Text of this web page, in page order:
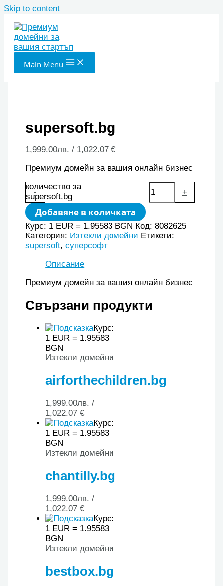
Skip to content
Main Menu
supersoft.bg
1,999.00лв. / 1,022.07 €
Премиум домейн за вашия онлайн бизнес
-
количество за
supersoft.bg
+
Добавяне в количката
Курс: 1 EUR = 1.95583 BGN Код:8082625
Категория: Изтекли домейни Етикети:
supersoft,суперсофт
Описание
Премиум домейн за вашия онлайн бизнес
Свързани продукти
Курс:
1 EUR = 1.95583
BGN
Изтекли домейни
airforthechildren.bg
1,999.00лв. /
1,022.07 €
Курс:
1 EUR = 1.95583
BGN
Изтекли домейни
chantilly.bg
1,999.00лв. /
1,022.07 €
Курс:
1 EUR = 1.95583
BGN
Изтекли домейни
bestbox.bg